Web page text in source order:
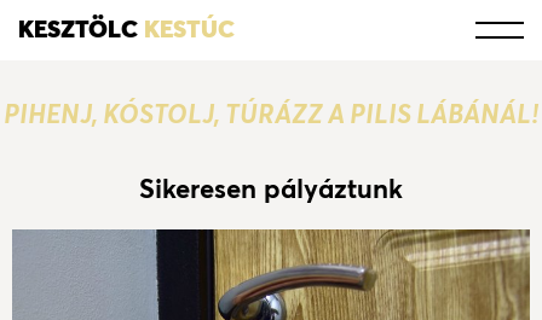
KESZTÖLC KESTÚC
PIHENJ, KÓSTOLJ, TÚRÁZZ A PILIS LÁBÁNÁL!
Sikeresen pályáztunk